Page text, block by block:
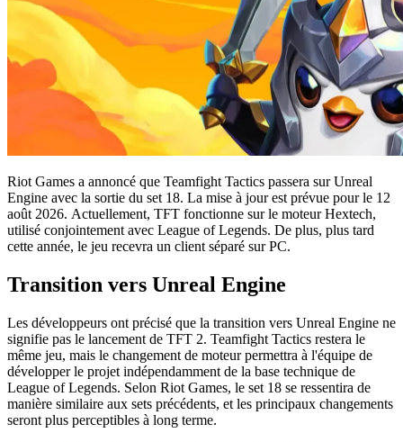
Riot Games a annoncé que Teamfight Tactics passera sur Unreal
Engine avec la sortie du set 18. La mise à jour est prévue pour le 12
août 2026. Actuellement, TFT fonctionne sur le moteur Hextech,
utilisé conjointement avec League of Legends. De plus, plus tard
cette année, le jeu recevra un client séparé sur PC.
Transition vers Unreal Engine
Les développeurs ont précisé que la transition vers Unreal Engine ne
signifie pas le lancement de TFT 2. Teamfight Tactics restera le
même jeu, mais le changement de moteur permettra à l'équipe de
développer le projet indépendamment de la base technique de
League of Legends. Selon Riot Games, le set 18 se ressentira de
manière similaire aux sets précédents, et les principaux changements
seront plus perceptibles à long terme.